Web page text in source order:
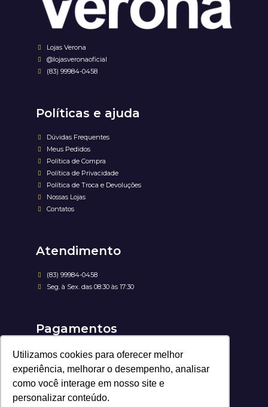
Utilizamos cookies para oferecer melhor
experiência, melhorar o desempenho, analisar
como você interage em nosso site e
personalizar conteúdo.
Lojas Verona
@lojasveronaoficial
(83) 99984-0458
Políticas e ajuda
Dúvidas Frequentes
Meus Pedidos
Política de Compra
Política de Privacidade
Política de Troca e Devoluções
Nossas Lojas
Contatos
Atendimento
(83) 99984-0458
Seg. à Sex. das 08:30 às 17:30
Pagamentos